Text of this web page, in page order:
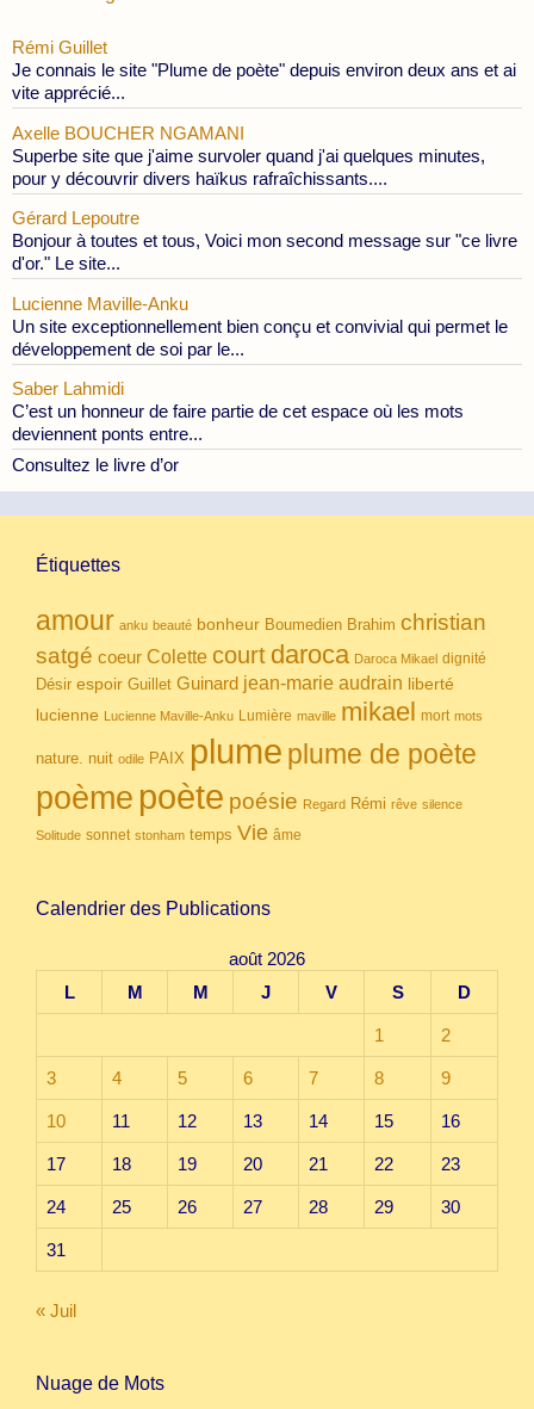
Rémi Guillet
Je connais le site "Plume de poète" depuis environ deux ans et ai
vite apprécié...
Axelle BOUCHER NGAMANI
Superbe site que j'aime survoler quand j'ai quelques minutes,
pour y découvrir divers haïkus rafraîchissants....
Gérard Lepoutre
Bonjour à toutes et tous, Voici mon second message sur "ce livre
d'or." Le site...
Lucienne Maville-Anku
Un site exceptionnellement bien conçu et convivial qui permet le
développement de soi par le...
Saber Lahmidi
C’est un honneur de faire partie de cet espace où les mots
deviennent ponts entre...
Consultez le livre d’or
Étiquettes
amour anku beauté bonheur Boumedien Brahim christian
satgé coeur Colette court daroca Daroca Mikael dignité
Désir espoir Guillet Guinard jean-marie audrain liberté
lucienne Lucienne Maville-Anku Lumière maville mikael mort mots
nature. nuit odile PAIX plume plume de poète
poème poète poésie Regard Rémi rêve silence
Solitude sonnet stonham temps Vie âme
Calendrier des Publications
août 2026
L
M M J V S D
1 2
3 4 5 6 7 8 9
10 11 12 13 14 15 16
17 18 19 20 21 22 23
24 25 26 27 28 29 30
31
« Juil
Nuage de Mots